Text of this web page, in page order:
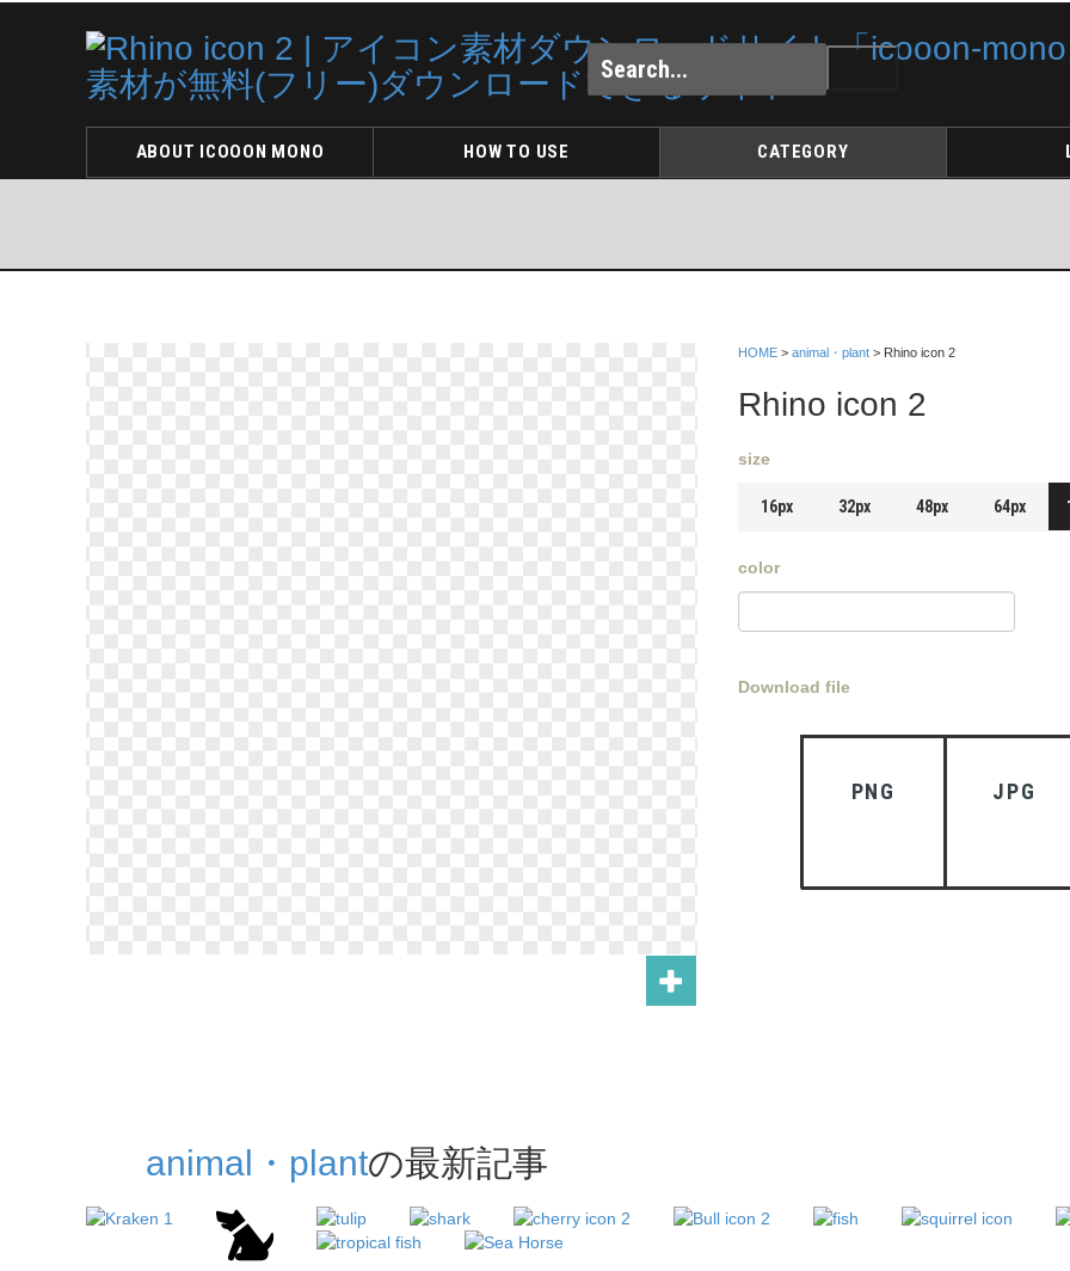
ABOUT ICOOON MONO HOW TO USE CATEGORY
HOME> animal・plant> Rhino icon 2
Rhino icon 2
size
16px 32px 48px 64px
color
Download file
PNG JPG
animal・plantの最新記事